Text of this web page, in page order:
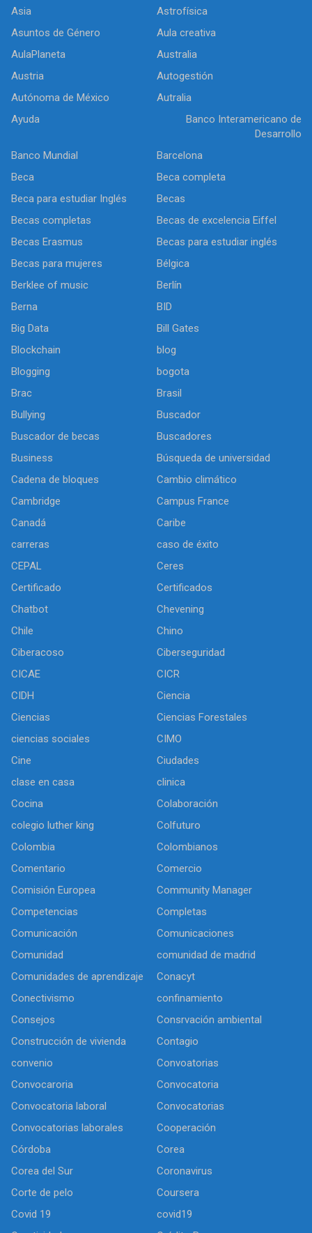
Asia
Astrofísica
Asuntos de Género
Aula creativa
AulaPlaneta
Australia
Austria
Autogestión
Autónoma de México
Autralia
Ayuda
Banco Interamericano de
Desarrollo
Banco Mundial
Barcelona
Beca
Beca completa
Beca para estudiar Inglés
Becas
Becas completas
Becas de excelencia Eiffel
Becas Erasmus
Becas para estudiar inglés
Becas para mujeres
Bélgica
Berklee of music
Berlín
Berna
BID
Big Data
Bill Gates
Blockchain
blog
Blogging
bogota
Brac
Brasil
Bullying
Buscador
Buscador de becas
Buscadores
Business
Búsqueda de universidad
Cadena de bloques
Cambio climático
Cambridge
Campus France
Canadá
Caribe
carreras
caso de éxito
CEPAL
Ceres
Certificado
Certificados
Chatbot
Chevening
Chile
Chino
Ciberacoso
Ciberseguridad
CICAE
CICR
CIDH
Ciencia
Ciencias
Ciencias Forestales
ciencias sociales
CIMO
Cine
Ciudades
clase en casa
clinica
Cocina
Colaboración
colegio luther king
Colfuturo
Colombia
Colombianos
Comentario
Comercio
Comisión Europea
Community Manager
Competencias
Completas
Comunicación
Comunicaciones
Comunidad
comunidad de madrid
Comunidades de aprendizaje
Conacyt
Conectivismo
confinamiento
Consejos
Consrvación ambiental
Construcción de vivienda
Contagio
convenio
Convoatorias
Convocaroria
Convocatoria
Convocatoria laboral
Convocatorias
Convocatorias laborales
Cooperación
Córdoba
Corea
Corea del Sur
Coronavirus
Corte de pelo
Coursera
Covid 19
covid19